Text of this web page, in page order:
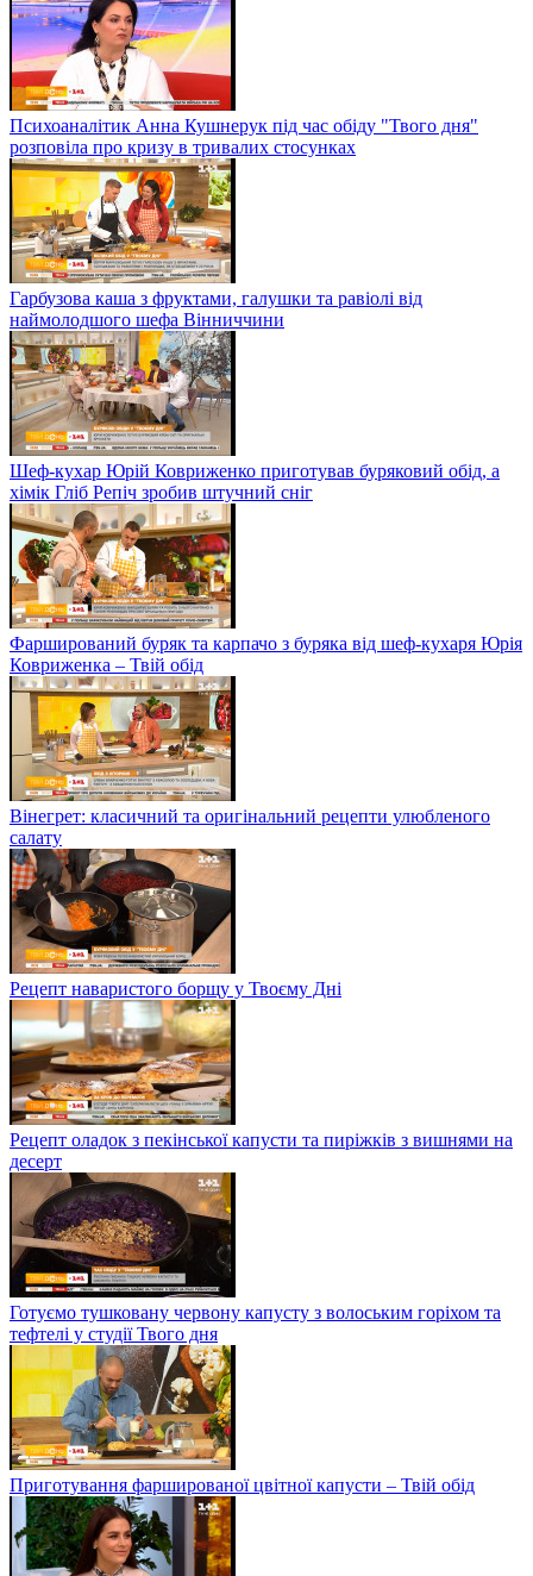
Психоаналітик Анна Кушнерук під час обіду "Твого дня"
розповіла про кризу в тривалих стосунках
Гарбузова каша з фруктами, галушки та равіолі від
наймолодшого шефа Вінниччини
Шеф-кухар Юрій Ковриженко приготував буряковий обід, а
хімік Гліб Репіч зробив штучний сніг
Фарширований буряк та карпачо з буряка від шеф-кухаря Юрія
Ковриженка – Твій обід
Вінегрет: класичний та оригінальний рецепти улюбленого
салату
Рецепт наваристого борщу у Твоєму Дні
Рецепт оладок з пекінської капусти та пиріжків з вишнями на
десерт
Готуємо тушковану червону капусту з волоським горіхом та
тефтелі у студії Твого дня
Приготування фаршированої цвітної капусти – Твій обід